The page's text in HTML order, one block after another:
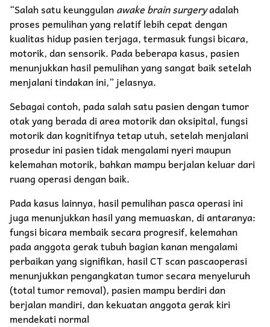
“Salah satu keunggulanawake brain surgeryadalah
proses pemulihan yang relatif lebih cepat dengan
kualitas hidup pasien terjaga, termasuk fungsi bicara,
motorik, dan sensorik. Pada beberapa kasus, pasien
menunjukkan hasil pemulihan yang sangat baik setelah
menjalani tindakan ini,” jelasnya.
Sebagai contoh, pada salah satu pasien dengan tumor
otak yang berada di area motorik dan oksipital, fungsi
motorik dan kognitifnya tetap utuh, setelah menjalani
prosedur ini pasien tidak mengalami nyeri maupun
kelemahan motorik, bahkan mampu berjalan keluar dari
ruang operasi dengan baik.
Pada kasus lainnya, hasil pemulihan pasca operasi ini
juga menunjukkan hasil yang memuaskan, di antaranya:
fungsi bicara membaik secara progresif, kelemahan
pada anggota gerak tubuh bagian kanan mengalami
perbaikan yang signifikan, hasil CT scan pascaoperasi
menunjukkan pengangkatan tumor secara menyeluruh
(total tumor removal), pasien mampu berdiri dan
berjalan mandiri, dan kekuatan anggota gerak kiri
mendekati normal